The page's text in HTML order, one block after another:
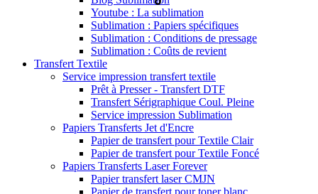
Youtube : La sublimation
Sublimation : Papiers spécifiques
Sublimation : Conditions de pressage
Sublimation : Coûts de revient
Transfert Textile
Service impression transfert textile
Prêt à Presser - Transfert DTF
Transfert Sérigraphique Coul. Pleine
Service impression Sublimation
Papiers Transferts Jet d'Encre
Papier de transfert pour Textile Clair
Papier de transfert pour Textile Foncé
Papiers Transferts Laser Forever
Papier transfert laser CMJN